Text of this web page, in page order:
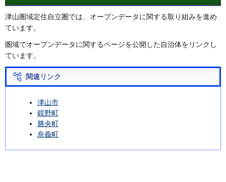
津山圏域定住自立圏では、オープンデータに関する取り組みを進め
ています。
圏域でオープンデータに関するページを公開した自治体をリンクし
ています。
関連リンク
津山市
鏡野町
勝央町
奈義町